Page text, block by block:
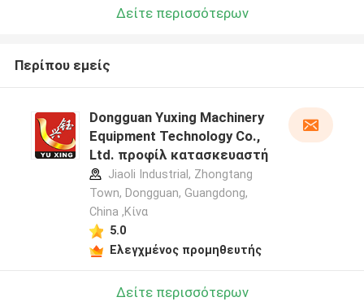
Δείτε περισσότερων
Περίπου εμείς
Dongguan Yuxing Machinery
Equipment Technology Co.,
Ltd. προφίλ κατασκευαστή
Jiaoli Industrial, Zhongtang
Town, Dongguan, Guangdong,
China ,Κίνα
5.0
Ελεγχμένος προμηθευτής
Δείτε περισσότερων